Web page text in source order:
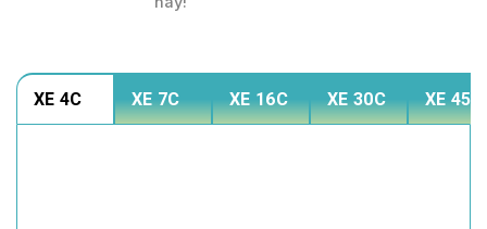
XE 4C XE 7C XE 16C XE 30C XE 45C